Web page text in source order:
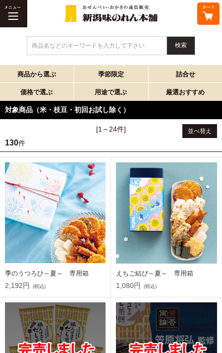
商品名などのキーワードを入力して下さい
商品から選ぶ 季節限定 詰合せ
価格で選ぶ 用途で選ぶ 厳選おすすめ
対象商品（米・枝豆・初回お試し除く）
並べ替え
[1～24件]
130件
季のうつろひ～夏～ 専用箱
2,192円 (税込)
えちご結び～夏～ 専用箱
1,080円 (税込)